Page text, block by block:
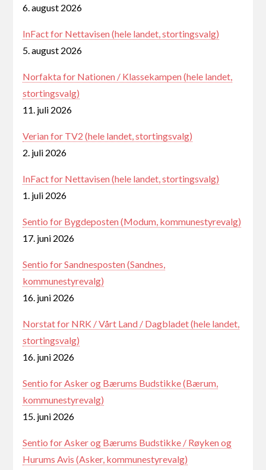
6. august 2026
InFact for Nettavisen (hele landet, stortingsvalg)
5. august 2026
Norfakta for Nationen / Klassekampen (hele landet,
stortingsvalg)
11. juli 2026
Verian for TV2 (hele landet, stortingsvalg)
2. juli 2026
InFact for Nettavisen (hele landet, stortingsvalg)
1. juli 2026
Sentio for Bygdeposten (Modum, kommunestyrevalg)
17. juni 2026
Sentio for Sandnesposten (Sandnes,
kommunestyrevalg)
16. juni 2026
Norstat for NRK / Vårt Land / Dagbladet (hele landet,
stortingsvalg)
16. juni 2026
Sentio for Asker og Bærums Budstikke (Bærum,
kommunestyrevalg)
15. juni 2026
Sentio for Asker og Bærums Budstikke / Røyken og
Hurums Avis (Asker, kommunestyrevalg)